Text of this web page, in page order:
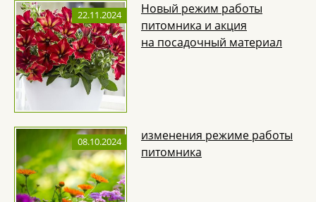
22.11.2024
Новый режим работы
питомника и акция
на посадочный материал
08.10.2024
изменения режиме работы
питомника